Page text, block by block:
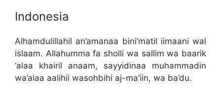
Indonesia
Alhamdulillahil an’amanaa bini’matil iimaani wal
islaam. Allahumma fa sholli wa sallim wa baarik
‘alaa khairil anaam, sayyidinaa muhammadin
wa’alaa aalihii wasohbihi aj-ma’iin, wa ba’du.